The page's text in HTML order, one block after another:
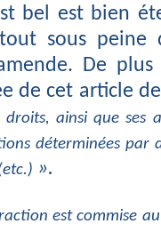
bel est bien
sous peine
De
de cet article
ainsi que ses
déterminées par
».
est commise